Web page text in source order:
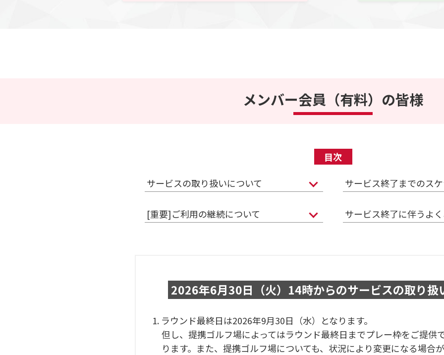
メンバー会員（有料）の皆様
目次
サービスの取り扱いについて サービス終了までのス
[重要]ご利用の継続について サービス終了に伴うよ
2026年6月30日（火）14時からのサービスの取り扱
1. ラウンド最終日は2026年9月30日（水）となります。
但し、提携ゴルフ場によってはラウンド最終日までプレー枠をご提供
ります。また、提携ゴルフ場についても、状況により変更になる場合が